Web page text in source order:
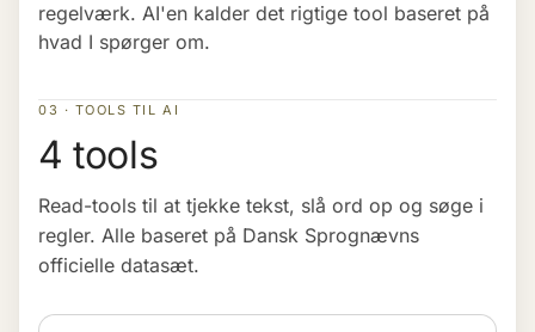
regelværk. AI'en kalder det rigtige tool baseret på
hvad I spørger om.
03 · TOOLS TIL AI
4 tools
Read-tools til at tjekke tekst, slå ord op og søge i
regler. Alle baseret på Dansk Sprognævns
officielle datasæt.